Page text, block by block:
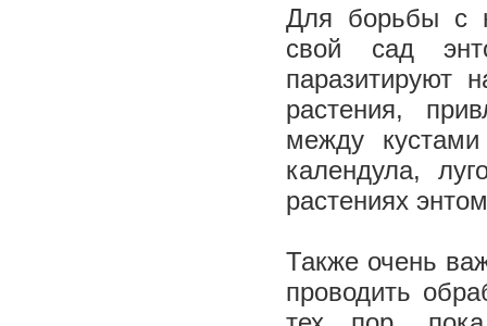
Для борьбы с
свой сад
паразитируют
растения,
между
календула,
растениях
Также очень
проводить